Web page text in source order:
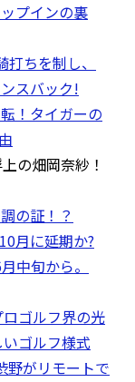
プインの裏
ちを制し、
スバック!
！タイガーの
の畑岡奈紗！
の証！？
月に延期か?
中旬から。
ゴルフ界の光
ゴルフ様式
野がリモートで